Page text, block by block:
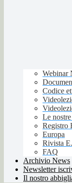
Webinar
Codice
Le
Registro
Europa
Rivista
FAQ
Archivio News
Newsletter
Il nostro